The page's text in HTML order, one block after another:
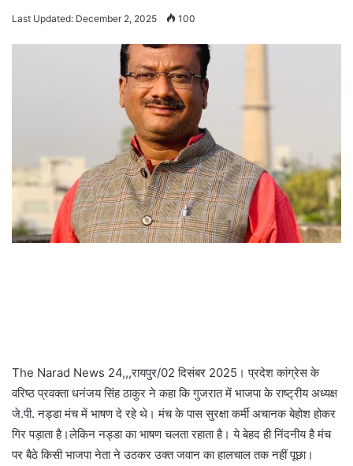
Last Updated: December 2, 2025 100
The Narad News 24,,,रायपुर/02 दिसंबर 2025। प्रदेश कांग्रेस के
वरिष्ठ प्रवक्ता धनंजय सिंह ठाकुर ने कहा कि गुजरात में भाजपा के राष्ट्रीय अध्यक्ष
जे.पी. नड्डा मंच में भाषण दे रहे थे। मंच के पास सुरक्षा कर्मी अचानक बेहोश होकर
गिर पड़ाता है।लेकिन नड्डा का भाषण चलता रहाता है। ये बेहद ही निंदनीय है मंच
पर बैठे किसी भाजपा नेता ने उठकर उक्त जवान का हालचाल तक नहीं पूछा।